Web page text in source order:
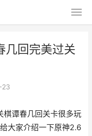
几回完美过关
23
棋谭春几回关卡很多玩
大家介绍一下原神2.6